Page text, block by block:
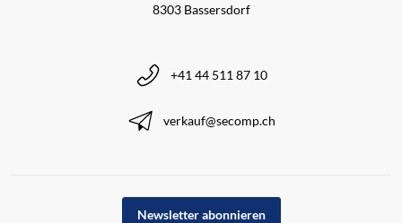
8303 Bassersdorf
+41 44 511 87 10
verkauf@secomp.ch
Newsletter abonnieren